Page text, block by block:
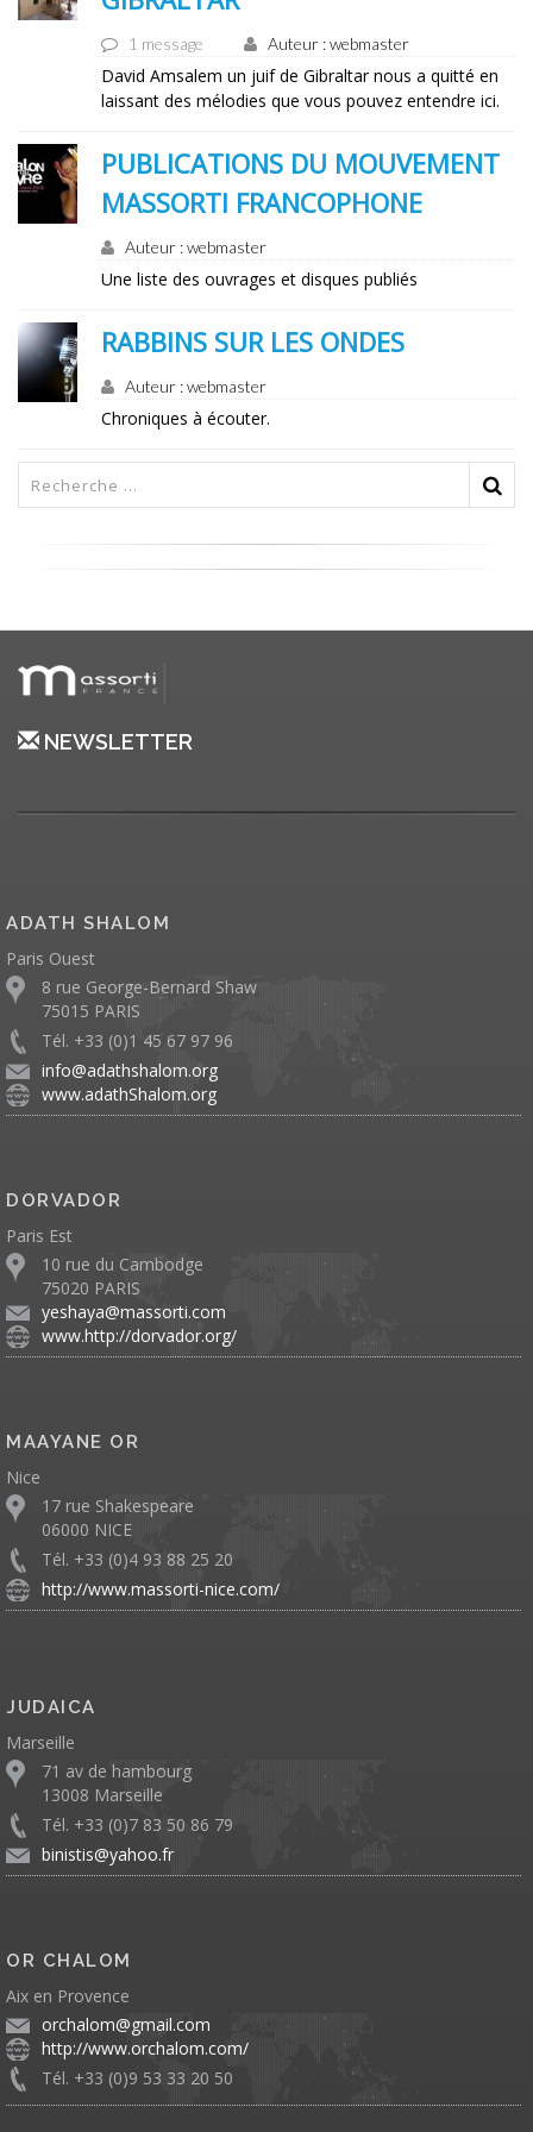
1 message Auteur : webmaster
David Amsalem un juif de Gibraltar nous a quitté en
laissant des mélodies que vous pouvez entendre ici.
PUBLICATIONS DU MOUVEMENT
MASSORTI FRANCOPHONE
Auteur : webmaster
Une liste des ouvrages et disques publiés
RABBINS SUR LES ONDES
Auteur : webmaster
Chroniques à écouter.
NEWSLETTER
ADATH SHALOM
Paris Ouest
8 rue George-Bernard Shaw
75015 PARIS
Tél. +33 (0)1 45 67 97 96
info@adathshalom.org
www.adathShalom.org
DORVADOR
Paris Est
10 rue du Cambodge
75020 PARIS
yeshaya@massorti.com
www.http://dorvador.org/
MAAYANE OR
Nice
17 rue Shakespeare
06000 NICE
Tél. +33 (0)4 93 88 25 20
http://www.massorti-nice.com/
JUDAICA
Marseille
71 av de hambourg
13008 Marseille
Tél. +33 (0)7 83 50 86 79
binistis@yahoo.fr
OR CHALOM
Aix en Provence
orchalom@gmail.com
http://www.orchalom.com/
Tél. +33 (0)9 53 33 20 50